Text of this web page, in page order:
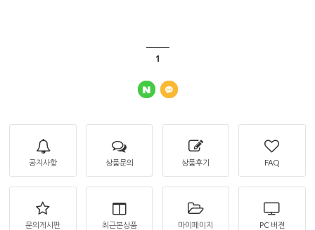
1
공지사항 상품문의 상품후기 FAQ
문의게시판 최근본상품 마이페이지 PC 버젼